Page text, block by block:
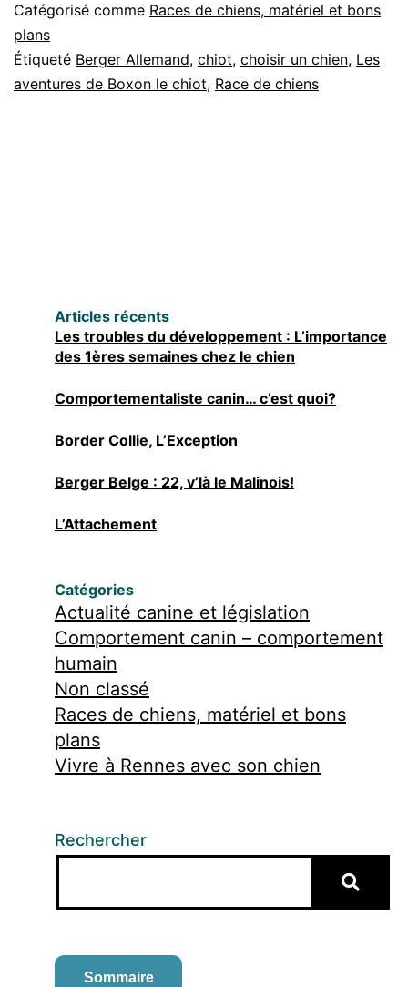
star
du
Catégorisé comme Races de chiens, matériel et bons
plans
Étiqueté Berger Allemand, chiot, choisir un chien, Les
aventures de Boxon le chiot, Race de chiens
Articles récents
Les troubles du développement : L’importance
des 1ères semaines chez le chien
Comportementaliste canin… c’est quoi?
Border Collie, L’Exception
Berger Belge : 22, v’là le Malinois!
L’Attachement
Catégories
Actualité canine et législation
Comportement canin – comportement
humain
Non classé
Races de chiens, matériel et bons
plans
Vivre à Rennes avec son chien
Rechercher
Sommaire